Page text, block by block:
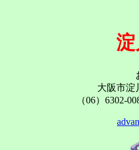
大阪市
（06）6302-